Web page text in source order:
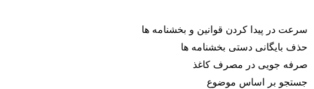
سرعت در پیدا کردن قوانین و بخشنامه ها
حذف بایگانی دستی بخشنامه ها
صرفه جویی در مصرف کاغذ
جستجو بر اساس موضوع